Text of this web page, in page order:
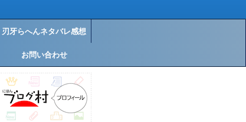
刃牙らへんネタバレ感想
お問い合わせ